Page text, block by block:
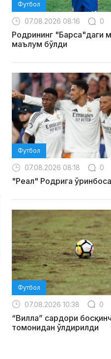
Футбол
07.08.2026 08:16 0
Родрининг "Барса"даги
маълум бўлди
Футбол
07.08.2026 08:18 0
"Реал" Родрига
Футбол
07.08.2026 10:38 0
“Вилла” сардори
томонидан ўлдирилди